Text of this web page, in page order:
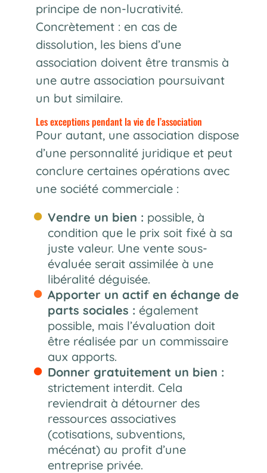
principe de non-lucrativité.
Concrètement : en cas de
dissolution, les biens d’une
association doivent être transmis à
une autre association poursuivant
un but similaire.
Les exceptions pendant la vie de l’association
Pour autant, une association dispose
d’une personnalité juridique et peut
conclure certaines opérations avec
une société commerciale :
Vendre un bien : possible, à
condition que le prix soit fixé à sa
juste valeur. Une vente sous-
évaluée serait assimilée à une
libéralité déguisée.
Apporter un actif en échange de
parts sociales : également
possible, mais l’évaluation doit
être réalisée par un commissaire
aux apports.
Donner gratuitement un bien :
strictement interdit. Cela
reviendrait à détourner des
ressources associatives
(cotisations, subventions,
mécénat) au profit d’une
entreprise privée.